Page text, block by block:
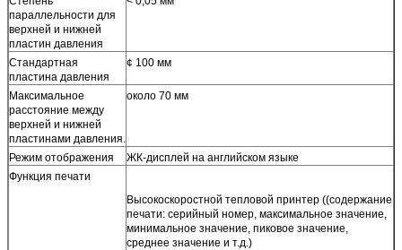
параллельности для
верхней и нижней
пластин давления
Стандартная
пластина давления
¢ 100 мм
Максимальное
расстояние между
верхней и нижней
пластинами давления.
около 70 мм
Режим отображения
ЖК-дисплей на английском языке
Функция печати
Высокоскоростной тепловой принтер ((содержание
печати: серийный номер, максимальное значение,
минимальное значение, пиковое значение,
среднее значение и т.д.)